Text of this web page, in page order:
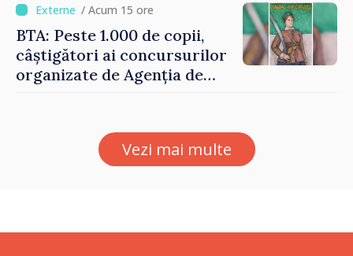
investițiile, taxăm viciile și
echilibrăm taxarea
consumului”
/ Acum 15 ore
BTA: Peste 1.000 de copii,
câștigători ai concursurilor
organizate de Agenția de
Vezi mai multe